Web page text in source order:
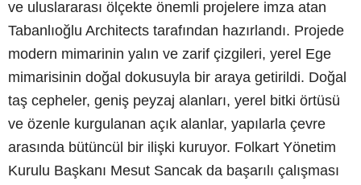
ve uluslararası ölçekte önemli projelere imza atan
Tabanlıoğlu Architects tarafından hazırlandı. Projede
modern mimarinin yalın ve zarif çizgileri, yerel Ege
mimarisinin doğal dokusuyla bir araya getirildi. Doğal
taş cepheler, geniş peyzaj alanları, yerel bitki örtüsü
ve özenle kurgulanan açık alanlar, yapılarla çevre
arasında bütüncül bir ilişki kuruyor. Folkart Yönetim
Kurulu Başkanı Mesut Sancak da başarılı çalışması